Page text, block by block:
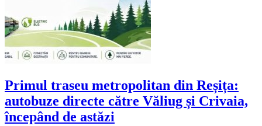
Primul traseu metropolitan din Reșița:
autobuze directe către Văliug și Crivaia,
începând de astăzi